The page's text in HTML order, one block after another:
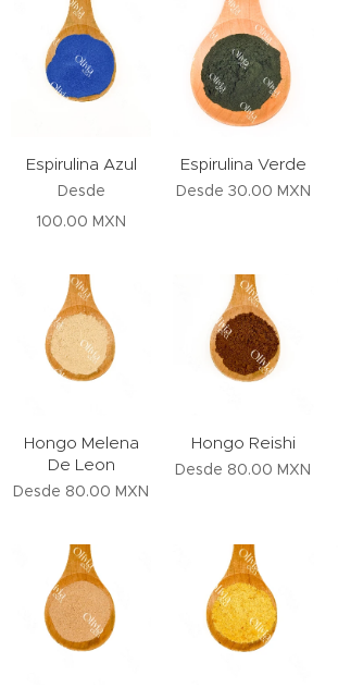
Espirulina Azul
Desde
100.00 MXN
Espirulina Verde
Desde 30.00 MXN
Hongo Melena
De Leon
Desde 80.00 MXN
Hongo Reishi
Desde 80.00 MXN